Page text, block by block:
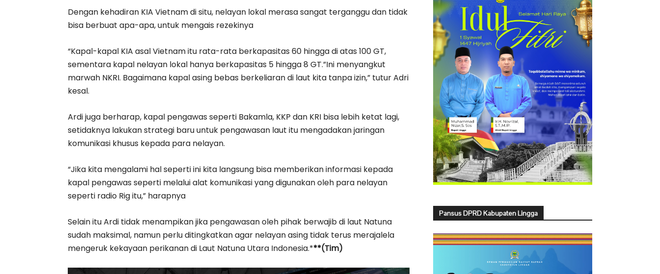
Dengan kehadiran KIA Vietnam di situ, nelayan lokal merasa sangat terganggu dan tidak
bisa berbuat apa-apa, untuk mengais rezekinya
“Kapal-kapal KIA asal Vietnam itu rata-rata berkapasitas 60 hingga di atas 100 GT,
sementara kapal nelayan lokal hanya berkapasitas 5 hingga 8 GT.”Ini menyangkut
marwah NKRI. Bagaimana kapal asing bebas berkeliaran di laut kita tanpa izin,” tutur Adri
kesal.
Ardi juga berharap, kapal pengawas seperti Bakamla, KKP dan KRI bisa lebih ketat lagi,
setidaknya lakukan strategi baru untuk pengawasan laut itu mengadakan jaringan
komunikasi khusus kepada para nelayan.
“Jika kita mengalami hal seperti ini kita langsung bisa memberikan informasi kepada
kapal pengawas seperti melalui alat komunikasi yang digunakan oleh para nelayan
seperti radio Rig itu,” harapnya
Selain itu Ardi tidak menampikan jika pengawasan oleh pihak berwajib di laut Natuna
sudah maksimal, namun perlu ditingkatkan agar nelayan asing tidak terus merajalela
mengeruk kekayaan perikanan di Laut Natuna Utara Indonesia.***(Tim)
Pansus DPRD Kabupaten Lingga